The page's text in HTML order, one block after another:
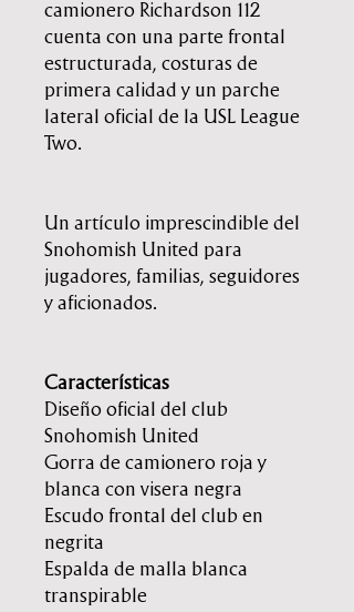
camionero Richardson 112
cuenta con una parte frontal
estructurada, costuras de
primera calidad y un parche
lateral oficial de la USL League
Two.
Un artículo imprescindible del
Snohomish United para
jugadores, familias, seguidores
y aficionados.
Características
Diseño oficial del club
Snohomish United
Gorra de camionero roja y
blanca con visera negra
Escudo frontal del club en
negrita
Espalda de malla blanca
transpirable